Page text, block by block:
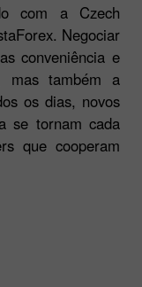
com a Czech
Negociar
conveniência e
mas também a
os dias, novos
se tornam cada
que cooperam